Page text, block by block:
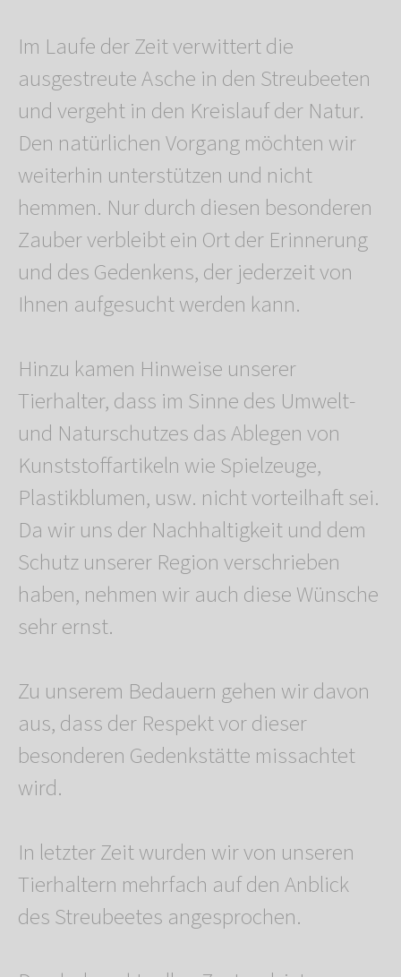
Im Laufe der Zeit verwittert die
ausgestreute Asche in den Streubeeten
und vergeht in den Kreislauf der Natur.
Den natürlichen Vorgang möchten wir
weiterhin unterstützen und nicht
hemmen. Nur durch diesen besonderen
Zauber verbleibt ein Ort der Erinnerung
und des Gedenkens, der jederzeit von
Ihnen aufgesucht werden kann.
Hinzu kamen Hinweise unserer
Tierhalter, dass im Sinne des Umwelt-
und Naturschutzes das Ablegen von
Kunststoffartikeln wie Spielzeuge,
Plastikblumen, usw. nicht vorteilhaft sei.
Da wir uns der Nachhaltigkeit und dem
Schutz unserer Region verschrieben
haben, nehmen wir auch diese Wünsche
sehr ernst.
Zu unserem Bedauern gehen wir davon
aus, dass der Respekt vor dieser
besonderen Gedenkstätte missachtet
wird.
In letzter Zeit wurden wir von unseren
Tierhaltern mehrfach auf den Anblick
des Streubeetes angesprochen.